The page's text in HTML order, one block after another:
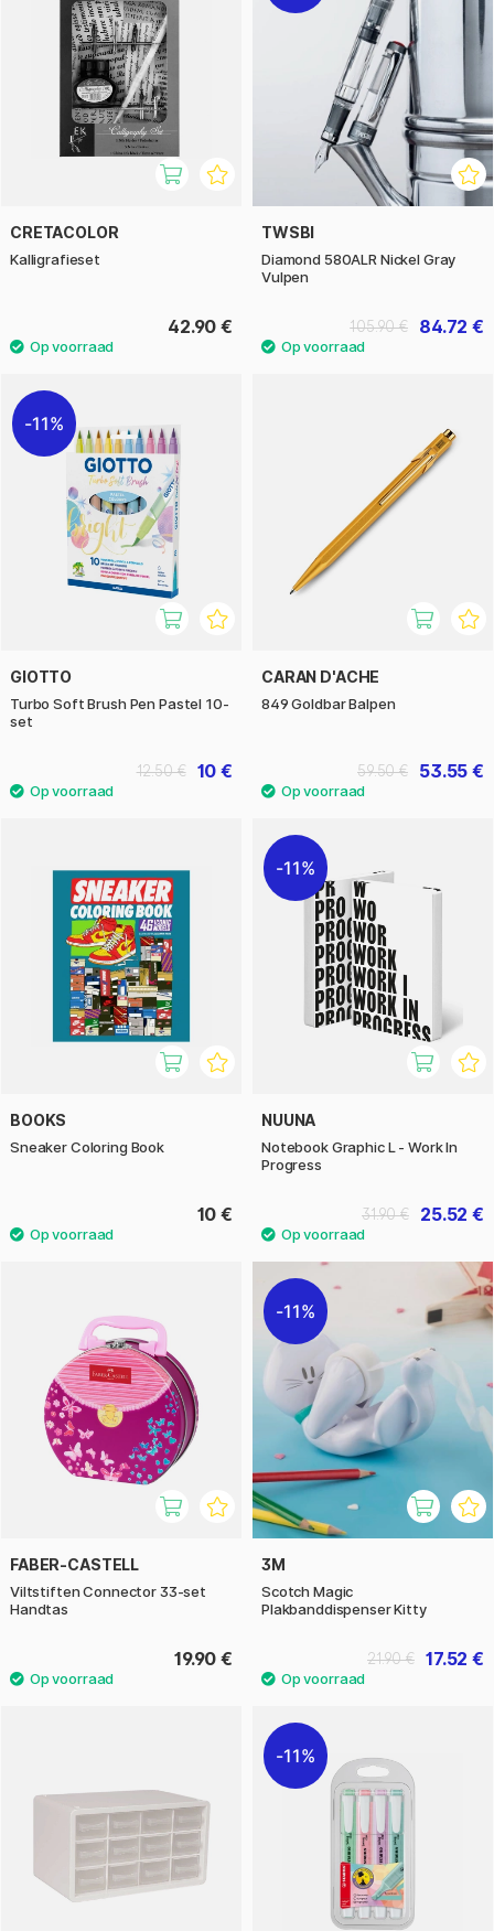
CRETACOLOR
Kalligrafieset
42.90 €
TWSBI
Diamond 580ALR Nickel Gray
Vulpen
84.72 €
105.90 €
11%
GIOTTO
Turbo Soft Brush Pen Pastel 10-
set
10 €
12.50 €
CARAN D'ACHE
849 Goldbar Balpen
53.55 €
59.50 €
BOOKS
Sneaker Coloring Book
10 €
11%
NUUNA
Notebook Graphic L - Work In
Progress
25.52 €
31.90 €
FABER-CASTELL
Viltstiften Connector 33-set
Handtas
19.90 €
11%
3M
Scotch Magic
Plakbanddispenser Kitty
17.52 €
21.90 €
11%